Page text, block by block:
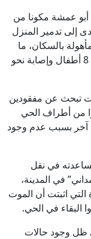
أبو عمشة مكونا من
إلى تدمير المنزل
بالسكان، ما
أدى إلى استشهاد 30 مواطنا على الأقل بينهم 8 أطفال وإصابة نحو
تبحث عن مفقودين
من أطراف الحي
آخر بسبب عدم وجود
في نقل
في المدينة،
التي اثبتت أن الموت
البقاء في الحي.
ظل وجود حالات